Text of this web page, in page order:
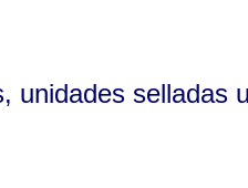
unidades selladas